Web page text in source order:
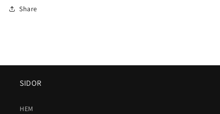
Share
SIDOR
HEM